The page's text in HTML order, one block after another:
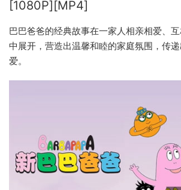
[1080P][MP4]
巴巴爸爸的经典故事在一家人相亲相爱、
中展开，营造出温馨和睦的家庭氛围，传
爱。